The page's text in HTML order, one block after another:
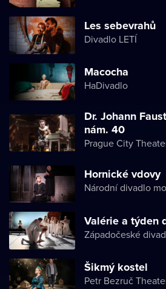
Les sebevrahů
Divadlo LETÍ
Macocha
HaDivadlo
Dr. Johann
nám. 40
Prague City
Hornické vdovy
Valérie a týden
Šikmý kostel
Petr Bezruč